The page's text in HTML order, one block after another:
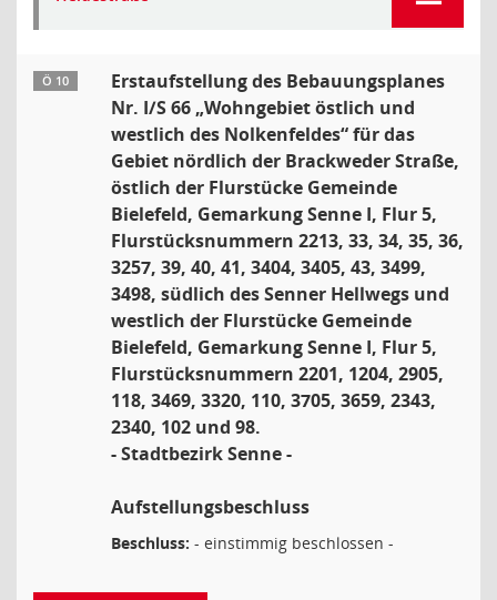
Ö 10
Erstaufstellung des Bebauungsplanes
Nr. I/S 66 „Wohngebiet östlich und
westlich des Nolkenfeldes“ für das
Gebiet nördlich der Brackweder Straße,
östlich der Flurstücke Gemeinde
Bielefeld, Gemarkung Senne I, Flur 5,
Flurstücksnummern 2213, 33, 34, 35, 36,
3257, 39, 40, 41, 3404, 3405, 43, 3499,
3498, südlich des Senner Hellwegs und
westlich der Flurstücke Gemeinde
Bielefeld, Gemarkung Senne I, Flur 5,
Flurstücksnummern 2201, 1204, 2905,
118, 3469, 3320, 110, 3705, 3659, 2343,
2340, 102 und 98.
- Stadtbezirk Senne -
Aufstellungsbeschluss
Beschluss: - einstimmig beschlossen -